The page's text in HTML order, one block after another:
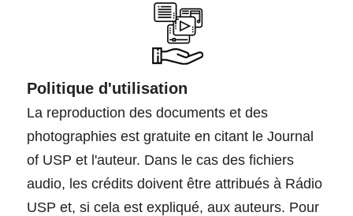
Politique d'utilisation
La reproduction des documents et des
photographies est gratuite en citant le Journal
of USP et l'auteur. Dans le cas des fichiers
audio, les crédits doivent être attribués à Rádio
USP et, si cela est expliqué, aux auteurs. Pour